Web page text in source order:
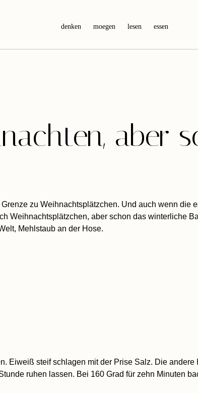
denken moegen lesen essen
aber
zu Weihnachtsplätzchen. Und auch wenn die
Weihnachtsplätzchen, aber schon das winterliche
Mehlstaub an der Hose.
Eiweiß steif schlagen mit der Prise Salz. Die
ruhen lassen. Bei 160 Grad für zehn Minuten